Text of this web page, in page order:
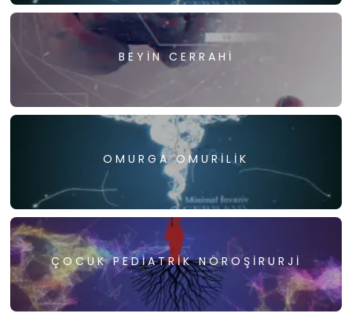
BEYIN CERRAHI
OMURGA OMURILIK
ÇOCUK PEDIATRIK NÖROŞIRURJI